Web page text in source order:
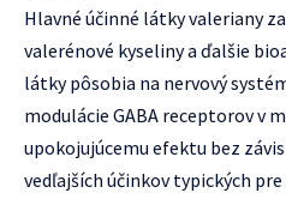
Hlavné účinné látky valeriany
valerénové kyseliny a ďalšie
látky pôsobia na nervový
modulácie GABA receptorov v
upokojujúcemu efektu bez
vedľajších účinkov typických